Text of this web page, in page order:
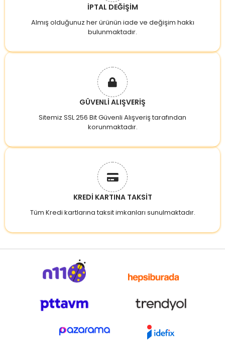
İPTAL DEĞİŞİM
Almış olduğunuz her ürünün iade ve değişim hakkı
bulunmaktadır.
GÜVENLİ ALIŞVERİŞ
Sitemiz SSL 256 Bit Güvenli Alışveriş tarafından
korunmaktadır.
KREDİ KARTINA TAKSİT
Tüm Kredi kartlarına taksit imkanları sunulmaktadır.